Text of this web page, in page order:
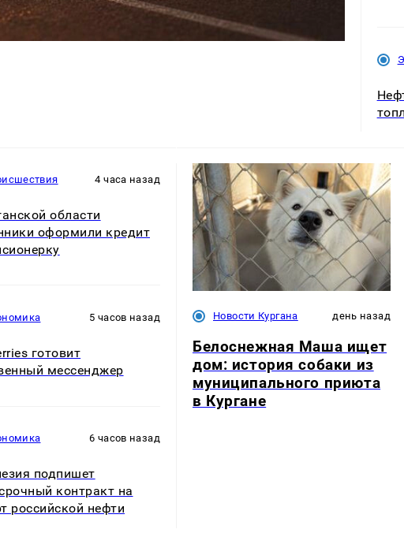
4 часа назад
области
оформили кредит
5 часов назад
готовит
мессенджер
6 часов назад
подпишет
контракт на
российской нефти
Новости Кургана день назад
Белоснежная Маша ищет
дом: история собаки из
муниципального приюта
в Кургане